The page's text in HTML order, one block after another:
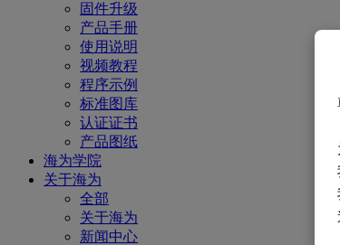
固件升级
产品手册
使用说明
视频教程
程序示例
标准图库
认证证书
产品图纸
海为学院
关于海为
全部
关于海为
新闻中心